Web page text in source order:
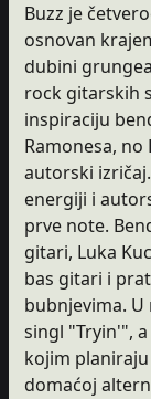
Buzz je
osnovan
dubini
rock gitarskih
inspiraciju
Ramonesa,
autorski
energiji i
prve note.
gitari, Luka
bas gitari i
bubnjevima.
singl "Tryin'",
kojim
domaćoj